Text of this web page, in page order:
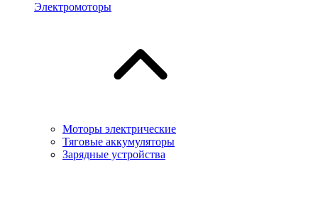
Электромоторы
Моторы электрические
Тяговые аккумуляторы
Зарядные устройства